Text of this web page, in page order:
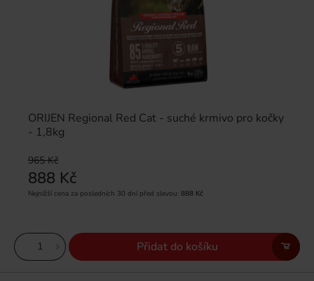
ORIJEN Regional Red Cat - suché krmivo pro kočky
- 1,8kg
965 Kč
888 Kč
Nejnižší cena za posledních 30 dní před slevou: 888 Kč
Přidat do košíku